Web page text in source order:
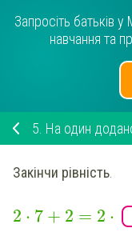
Запросіть батьків
навчання та
5. На один
Закінчи рівність.
2 ⋅ 7 + 2 = 2 ⋅